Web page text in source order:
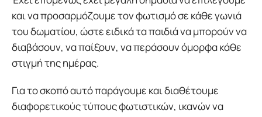
και να προσαρμόζουμε τον φωτισμό σε κάθε γωνιά
του δωματίου, ώστε ειδικά τα παιδιά να μπορούν να
διαβάσουν, να παίξουν, να περάσουν όμορφα κάθε
στιγμή της ημέρας.
Για το σκοπό αυτό παράγουμε και διαθέτουμε
διαφορετικούς τύπους φωτιστικών, ικανών να